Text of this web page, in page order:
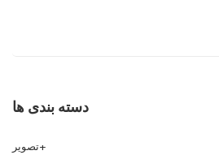
دسته بندی ها
تصویر